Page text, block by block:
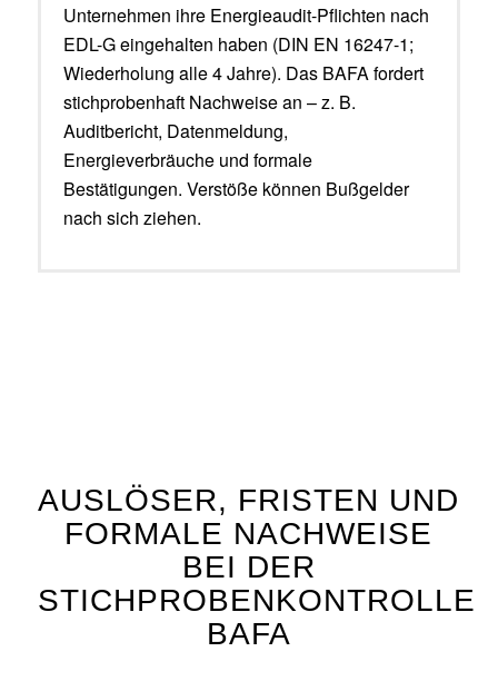
Unternehmen ihre Energieaudit-Pflichten nach
EDL-G eingehalten haben (DIN EN 16247-1;
Wiederholung alle 4 Jahre). Das BAFA fordert
stichprobenhaft Nachweise an – z. B.
Auditbericht, Datenmeldung,
Energieverbräuche und formale
Bestätigungen. Verstöße können Bußgelder
nach sich ziehen.
AUSLÖSER, FRISTEN UND
FORMALE NACHWEISE
BEI DER
STICHPROBENKONTROLLE
BAFA